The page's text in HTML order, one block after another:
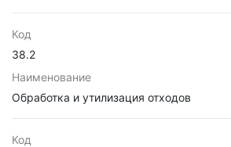
Код
38.2
Наименование
Обработка и утилизация отходов
Код